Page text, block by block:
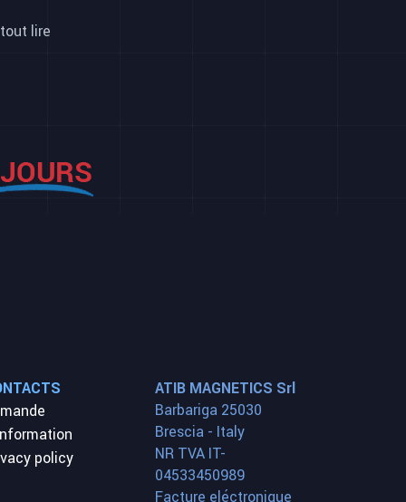
lire
policy
ATIB MAGNETICS Srl
Barbariga 25030
Brescia - Italy
NR TVA IT-
04533450989
Facture eléctronique